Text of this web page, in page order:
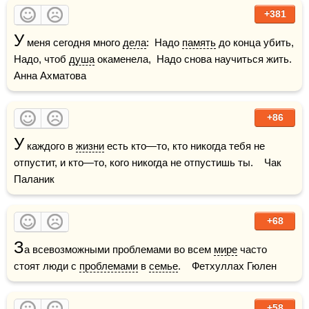
+381
У меня сегодня много дела:  Надо память до конца убить,
Надо, чтоб душа окаменела,  Надо снова научиться жить.
Анна Ахматова
+86
У каждого в жизни есть кто—то, кто никогда тебя не
отпустит, и кто—то, кого никогда не отпустишь ты.    Чак
Паланик
+68
За всевозможными проблемами во всем мире часто
стоят люди с проблемами в семье.    Фетхуллах Гюлен